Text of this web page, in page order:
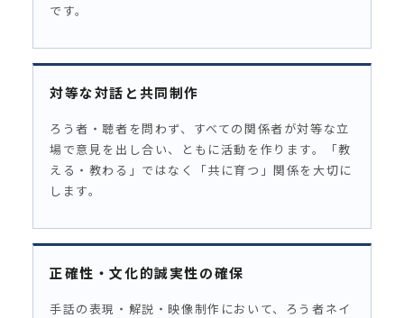
です。
対等な対話と共同制作
ろう者・聴者を問わず、すべての関係者が対等な立
場で意見を出し合い、ともに活動を作ります。「教
える・教わる」ではなく「共に育つ」関係を大切に
します。
正確性・文化的誠実性の確保
手話の表現・解説・映像制作において、ろう者ネイ